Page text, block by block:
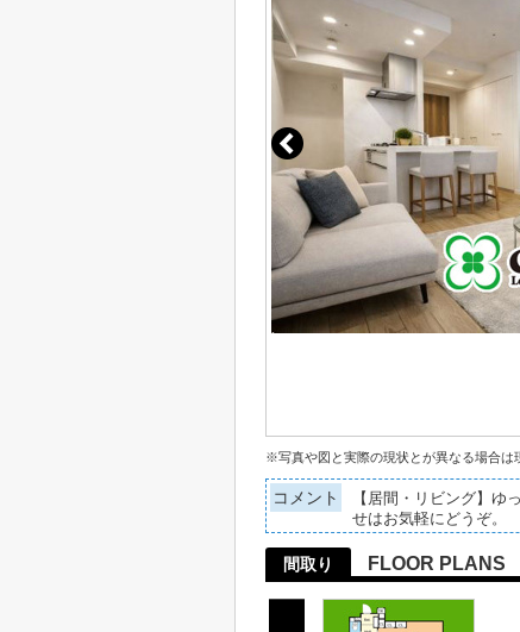
※写真や図と実際の現状とが異なる場合は
コメント
【居間・リビング】
せはお気軽にどうぞ。
間取り FLOOR PLANS